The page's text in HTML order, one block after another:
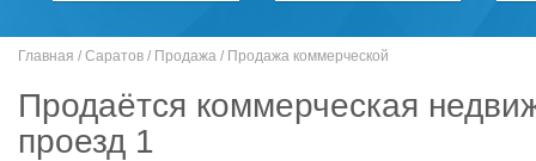
Главная / Саратов / Продажа / Продажа коммерческой
Продаётся коммерческая
проезд 1